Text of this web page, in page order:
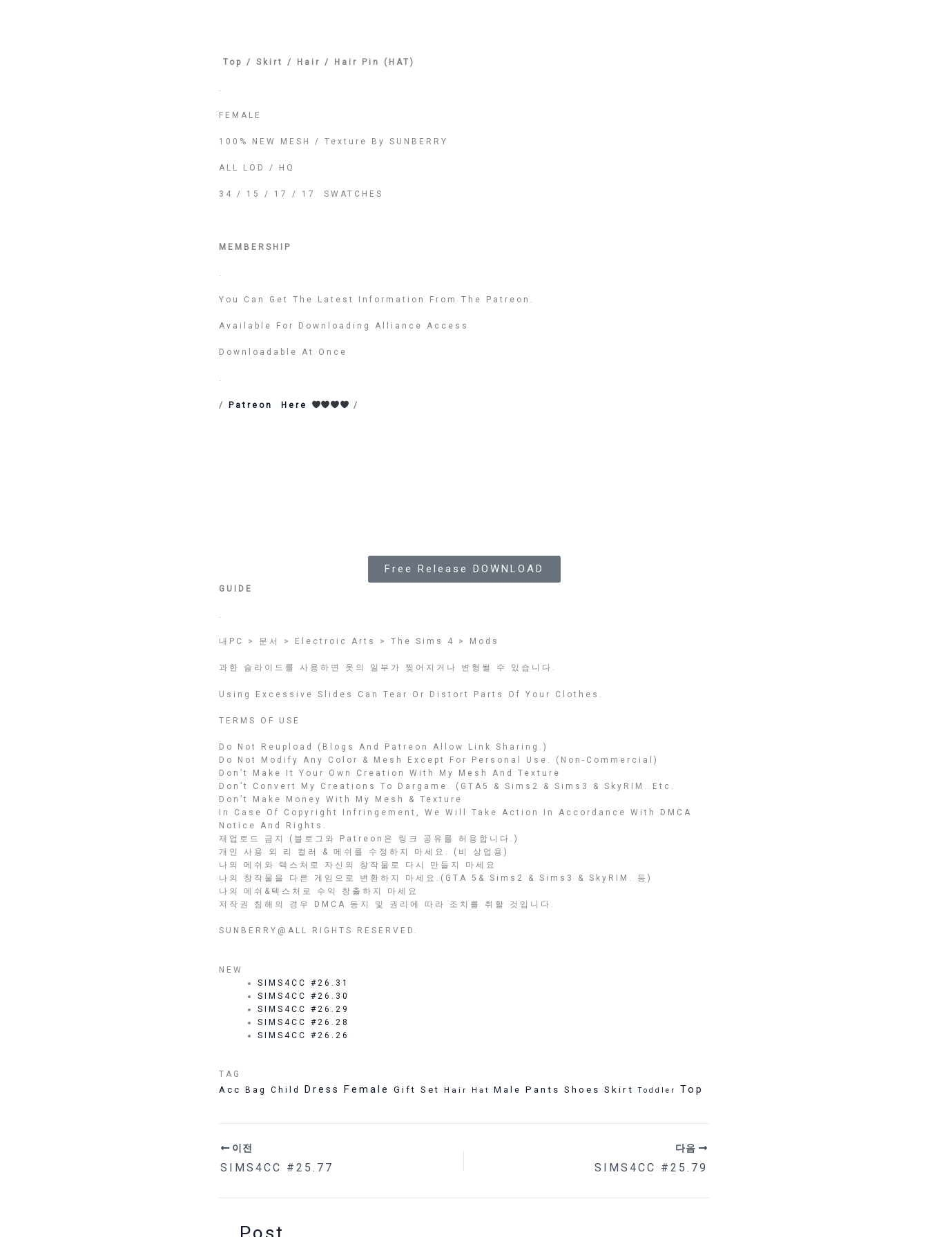
Top / Skirt / Hair / Hair Pin (HAT)
.
FEMALE
100% NEW MESH / Texture By SUNBERRY
ALL LOD / HQ
34 / 15 / 17 / 17 SWATCHES
MEMBERSHIP
You Can Get The Latest Information From The Patreon.
Available For Downloading Alliance Access
Downloadable At Once
.
/ Patreon Here /
Free Release DOWNLOAD
GUIDE
.
내PC > 문서 > Electroic Arts > The Sims 4 > Mods
과한 슬라이드를 사용하면 옷의 일부가 찢어지거나 변형될 수 있습니다.
Using Excessive Slides Can Tear Or Distort Parts Of Your Clothes.
TERMS OF USE
Do Not Reupload (Blogs And Patreon Allow Link Sharing.)
Do Not Modify Any Color & Mesh Except For Personal Use. (Non-Commercial)
Don’t Make It Your Own Creation With My Mesh And Texture
Don’t Convert My Creations To Dargame. (GTA5 & Sims2 & Sims3 & SkyRIM..etc.
Don’t Make Money With My Mesh & Texture
In Case Of Copyright Infringement, We Will Take Action In Accordance With DMCA
Notice And Rights.
재업로드 금지 (블로그와 Patreon은 링크 공유를 허용합니다.)
개인 사용 외 리 컬러 & 메쉬를 수정하지 마세요. (비 상업용)
나의 메쉬와 텍스처로 자신의 창작물로 다시 만들지 마세요
나의 창작물을 다른 게임으로 변환하지 마세요.(GTA 5& Sims2 & Sims3 & SkyRIM. 등)
나의 메쉬&텍스처로 수익 창출하지 마세요
저작권 침해의 경우 DMCA 동지 및 권리에 따라 조치를 취할 것입니다.
SUNBERRY@ALL RIGHTS RESERVED.
NEW
SIMS4CC #26.31
SIMS4CC #26.30
SIMS4CC #26.29
SIMS4CC #26.28
SIMS4CC #26.26
TAG
Acc Bag Child Dress Female Gift Set Hair Hat Male Pants Shoes Skirt Toddler Top
이전
SIMS4CC #25.77
다음
SIMS4CC #25.79
Post